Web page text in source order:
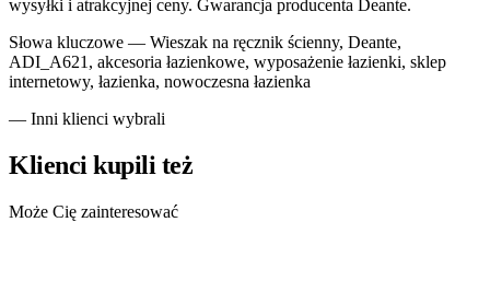
wysyłki i atrakcyjnej ceny. Gwarancja producenta Deante.
Słowa kluczowe — Wieszak na ręcznik ścienny, Deante,
ADI_A621, akcesoria łazienkowe, wyposażenie łazienki, sklep
internetowy, łazienka, nowoczesna łazienka
— Inni klienci wybrali
Klienci kupili też
Może Cię zainteresować